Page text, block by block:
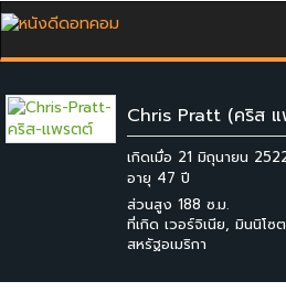
Chris Pratt (คริส
เกิดเมื่อ 21 มิถุนายน
ส่วนสูง 188 ซ.ม.
ที่เกิด เวอร์จิเนีย, มินนิโซ
สหรัฐอเมริกา